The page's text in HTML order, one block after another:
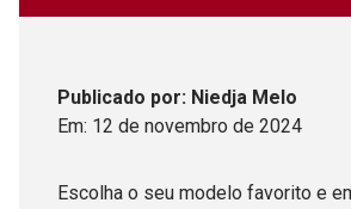
Publicado por: Niedja Melo
Em: 12 de novembro de 2024
Escolha o seu modelo favorito e